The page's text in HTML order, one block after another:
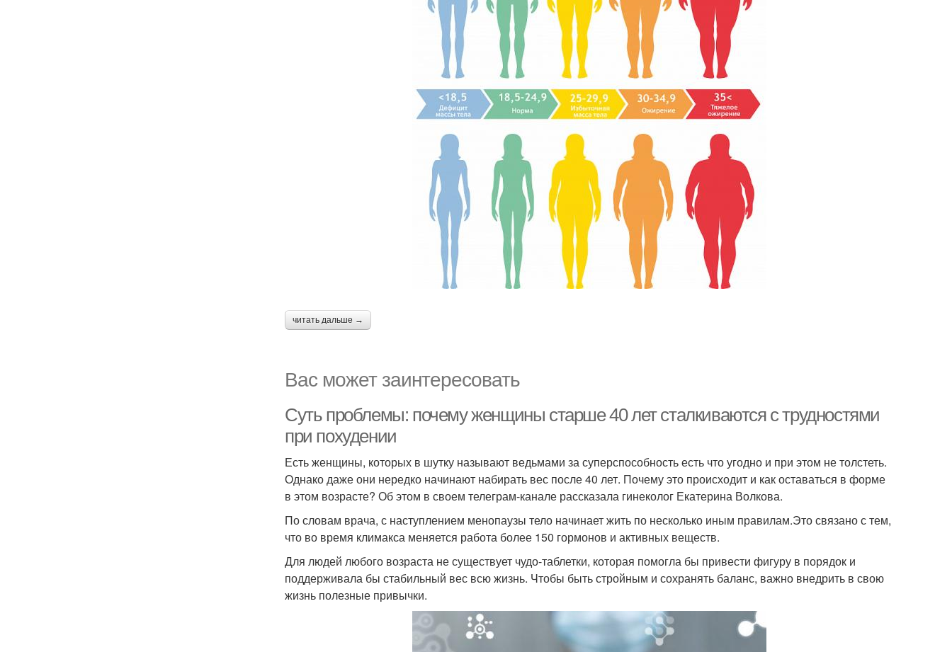
читать дальше →
Вас может заинтересовать
Суть проблемы: почему женщины старше 40 лет сталкиваются с трудностями
при похудении
Есть женщины, которых в шутку называют ведьмами за суперспособность есть что угодно и при этом не толстеть.
Однако даже они нередко начинают набирать вес после 40 лет. Почему это происходит и как оставаться в форме
в этом возрасте? Об этом в своем телеграм-канале рассказала гинеколог Екатерина Волкова.
По словам врача, с наступлением менопаузы тело начинает жить по несколько иным правилам.Это связано с тем,
что во время климакса меняется работа более 150 гормонов и активных веществ.
Для людей любого возраста не существует чудо-таблетки, которая помогла бы привести фигуру в порядок и
поддерживала бы стабильный вес всю жизнь. Чтобы быть стройным и сохранять баланс, важно внедрить в свою
жизнь полезные привычки.